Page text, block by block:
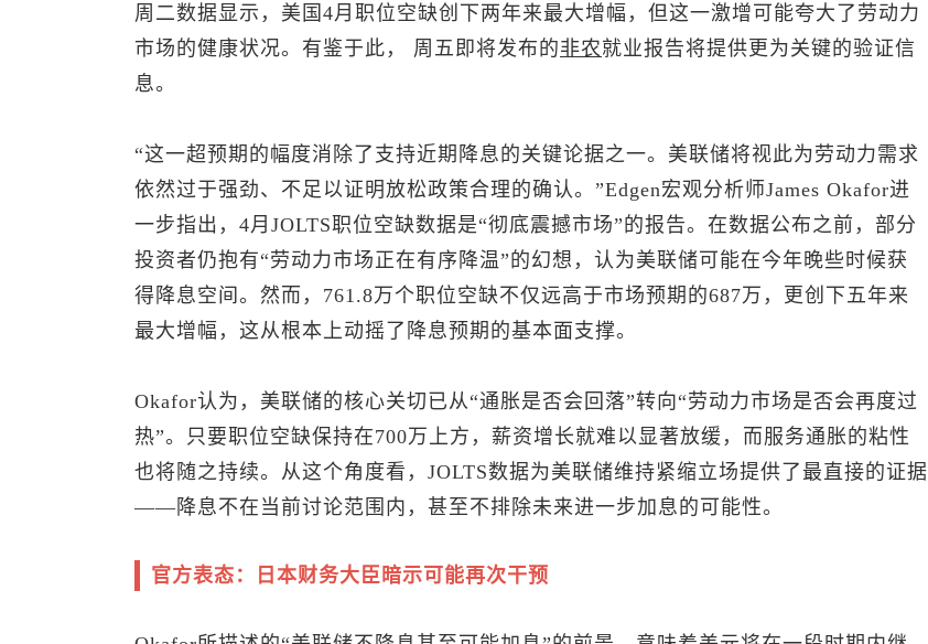
周二数据显示，美国4月职位空缺创下两年来最大增幅，但这一激增可能夸大了劳动力
市场的健康状况。有鉴于此， 周五即将发布的非农就业报告将提供更为关键的验证信
息。
“这一超预期的幅度消除了支持近期降息的关键论据之一。美联储将视此为劳动力需求
依然过于强劲、不足以证明放松政策合理的确认。”Edgen宏观分析师James Okafor进
一步指出，4月JOLTS职位空缺数据是“彻底震撼市场”的报告。在数据公布之前，部分
投资者仍抱有“劳动力市场正在有序降温”的幻想，认为美联储可能在今年晚些时候获
得降息空间。然而，761.8万个职位空缺不仅远高于市场预期的687万，更创下五年来
最大增幅，这从根本上动摇了降息预期的基本面支撑。
Okafor认为，美联储的核心关切已从“通胀是否会回落”转向“劳动力市场是否会再度过
热”。只要职位空缺保持在700万上方，薪资增长就难以显著放缓，而服务通胀的粘性
也将随之持续。从这个角度看，JOLTS数据为美联储维持紧缩立场提供了最直接的证据
——降息不在当前讨论范围内，甚至不排除未来进一步加息的可能性。
官方表态：日本财务大臣暗示可能再次干预